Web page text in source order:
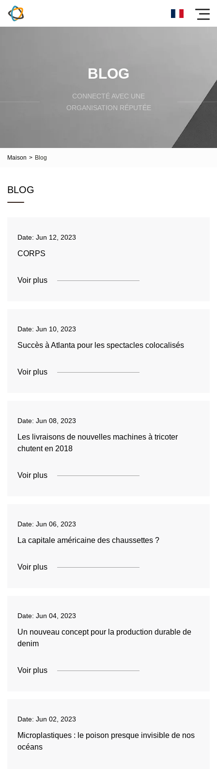
BLOG
CONNECTÉ AVEC UNE
ORGANISATION RÉPUTÉE
Maison > Blog
BLOG
Date: Jun 12, 2023
CORPS
Voir plus
Date: Jun 10, 2023
Succès à Atlanta pour les spectacles colocalisés
Voir plus
Date: Jun 08, 2023
Les livraisons de nouvelles machines à tricoter
chutent en 2018
Voir plus
Date: Jun 06, 2023
La capitale américaine des chaussettes ?
Voir plus
Date: Jun 04, 2023
Un nouveau concept pour la production durable de
denim
Voir plus
Date: Jun 02, 2023
Microplastiques : le poison presque invisible de nos
océans